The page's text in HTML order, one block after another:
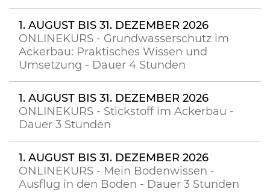
1. AUGUST BIS 31. DEZEMBER 2026
ONLINEKURS - Grundwasserschutz im
Ackerbau: Praktisches Wissen und
Umsetzung - Dauer 4 Stunden
1. AUGUST BIS 31. DEZEMBER 2026
ONLINEKURS - Stickstoff im Ackerbau -
Dauer 3 Stunden
1. AUGUST BIS 31. DEZEMBER 2026
ONLINEKURS - Mein Bodenwissen -
Ausflug in den Boden - Dauer 3 Stunden